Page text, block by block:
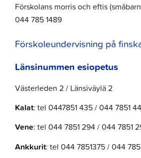
Förskolans morris och eftis
044 785 1489
Förskoleundervisning på
Länsinummen esiopetus
Västerleden 2 / Länsiväylä 2
Kalat: tel 0447851 435 / 044 7851
Vene: tel 044 7851 294 / 044 7851
Ankkurit: tel 044 7851375 / 044